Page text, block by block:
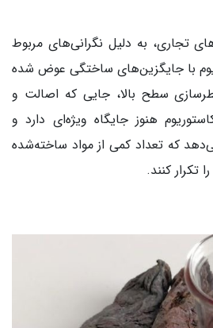
تجاری، به دلیل نگرانی‌های مربوط
با جایگزین‌های ساختگی عوض شده
سطح بالا، جایی که اصالت و
هنوز جایگاه ویژه‌ای دارد و
که تعداد کمی از مواد ساخته‌شده
تکرار کنند.